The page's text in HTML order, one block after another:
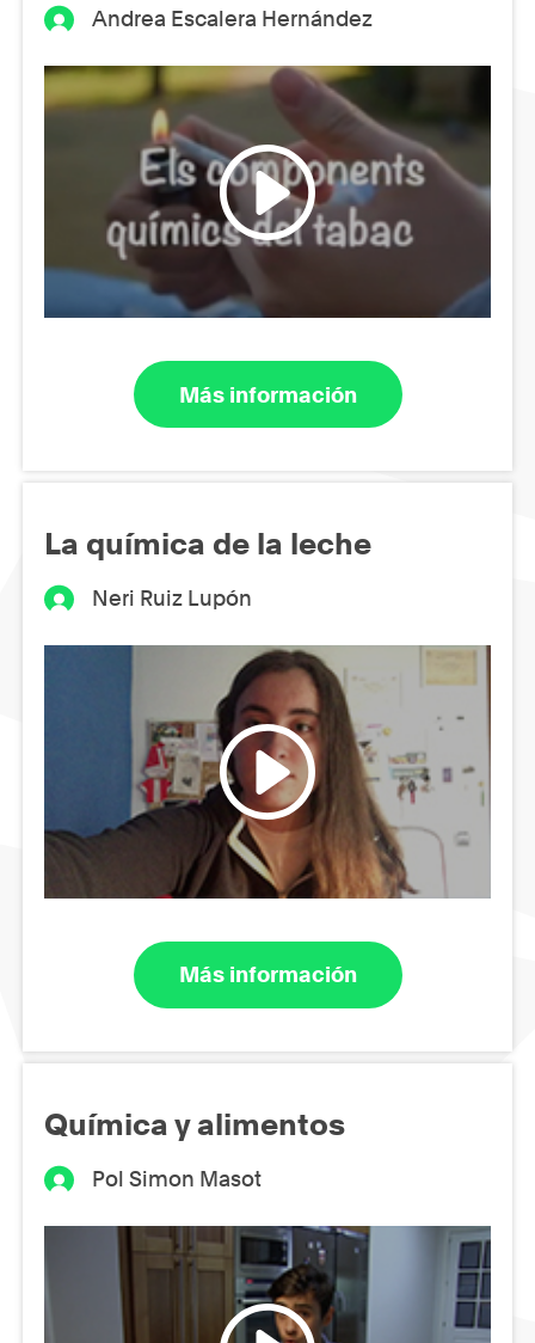
Andrea Escalera Hernández
Más información
La química de la leche
Neri Ruiz Lupón
Más información
Química y alimentos
Pol Simon Masot